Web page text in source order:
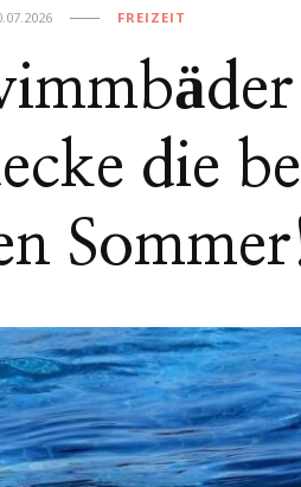
FREIZEIT
die